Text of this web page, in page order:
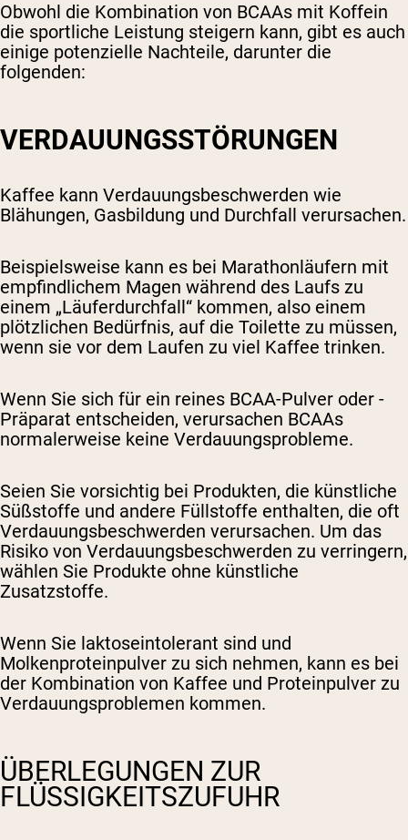
Obwohl die Kombination von BCAAs mit Koffein
die sportliche Leistung steigern kann, gibt es auch
einige potenzielle Nachteile, darunter die
folgenden:
VERDAUUNGSSTÖRUNGEN
Kaffee kann Verdauungsbeschwerden wie
Blähungen, Gasbildung und Durchfall verursachen.
Beispielsweise kann es bei Marathonläufern mit
empfindlichem Magen während des Laufs zu
einem „Läuferdurchfall“ kommen, also einem
plötzlichen Bedürfnis, auf die Toilette zu müssen,
wenn sie vor dem Laufen zu viel Kaffee trinken.
Wenn Sie sich für ein reines BCAA-Pulver oder -
Präparat entscheiden, verursachen BCAAs
normalerweise keine Verdauungsprobleme.
Seien Sie vorsichtig bei Produkten, die künstliche
Süßstoffe und andere Füllstoffe enthalten, die oft
Verdauungsbeschwerden verursachen. Um das
Risiko von Verdauungsbeschwerden zu verringern,
wählen Sie Produkte ohne künstliche
Zusatzstoffe.
Wenn Sie laktoseintolerant sind und
Molkenproteinpulver zu sich nehmen, kann es bei
der Kombination von Kaffee und Proteinpulver zu
Verdauungsproblemen kommen.
ÜBERLEGUNGEN ZUR
FLÜSSIGKEITSZUFUHR